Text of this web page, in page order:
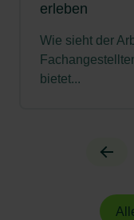
erleben
Wie sieht der
bietet...